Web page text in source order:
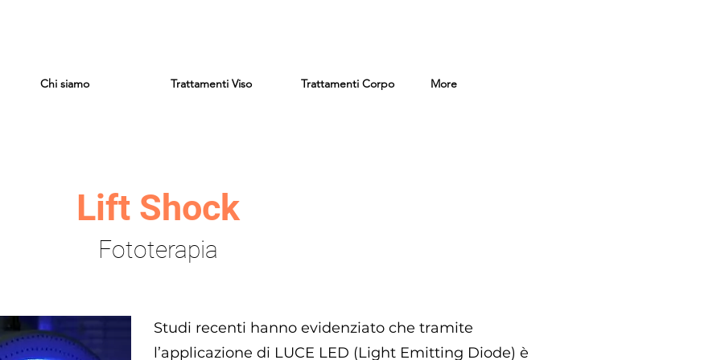
Chi siamo Trattamenti Viso Trattamenti Corpo More
Lift Shock
Fototerapia
Studi recenti hanno evidenziato che tramite
l’applicazione di LUCE LED (Light Emitting Diode) è